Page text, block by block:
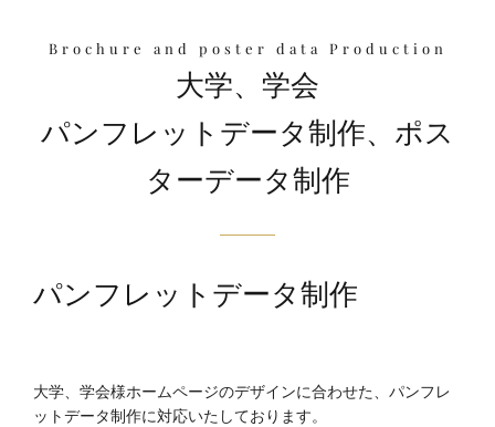
Brochure and poster data Production
大学、学会
パンフレットデータ制作、ポス
ターデータ制作
パンフレットデータ制作
大学、学会様ホームページのデザインに合わせた、パンフレ
ットデータ制作に対応いたしております。